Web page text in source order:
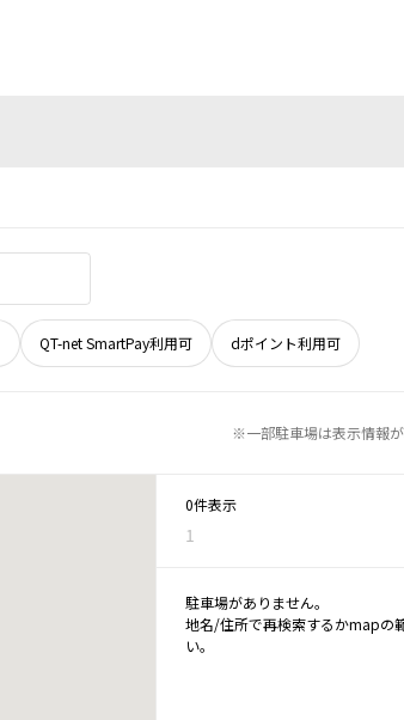
QT-net SmartPay利用可 dポイント利用可
※一部駐車場は表示情報
0件表示
1
駐車場がありません。
地名/住所で再検索するかmapの
い。